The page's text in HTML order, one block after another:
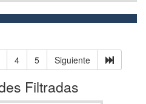
4 5 Siguiente
Filtradas